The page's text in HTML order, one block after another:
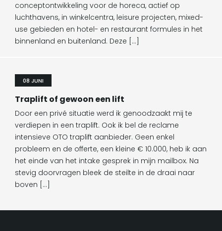
conceptontwikkeling voor de horeca, actief op
luchthavens, in winkelcentra, leisure projecten, mixed-
use gebieden en hotel- en restaurant formules in het
binnenland en buitenland. Deze […]
08 JUNI
Traplift of gewoon een lift
Door een privé situatie werd ik genoodzaakt mij te
verdiepen in een traplift. Ook ik bel de reclame
intensieve OTO traplift aanbieder. Geen enkel
probleem en de offerte, een kleine € 10.000, heb ik aan
het einde van het intake gesprek in mijn mailbox. Na
stevig doorvragen bleek de steilte in de draai naar
boven […]